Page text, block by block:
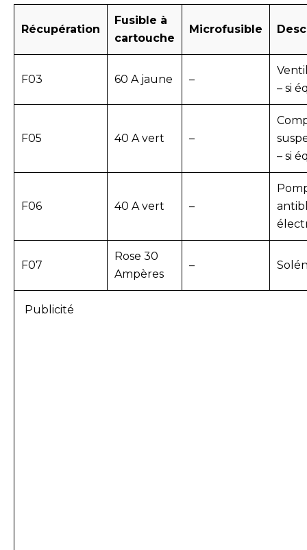
Récupération
Fusible à
cartouche
Microfusible
F03 60 A jaune –
– si
F05 40 A vert –
– si
F06 40 A vert –
F07
Rose 30
Ampères
–
Publicité